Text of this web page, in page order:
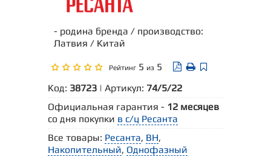
- родина бренда / производство:
Латвия / Китай
Рейтинг 5 из 5
Код: 38723 | Артикул: 74/5/22
Официальная гарантия - 12 месяцев
со дня покупки в с/ц Ресанта
Все товары: Ресанта, ВН,
Накопительный, Однофазный